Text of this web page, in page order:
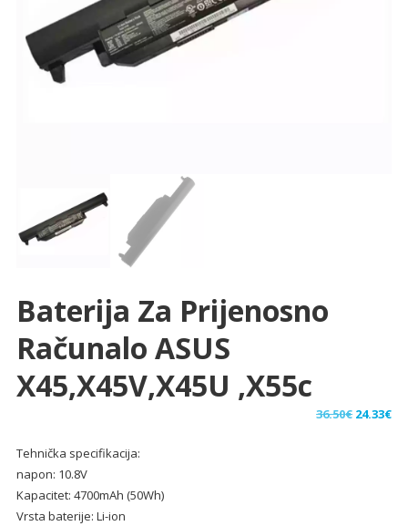
Baterija Za Prijenosno
Računalo ASUS
X45,X45V,X45U ,x55c
36.50€ Izvorna
24.33€
Tehnička specifikacija:
napon: 10.8V
Kapacitet: 4700mAh (50Wh)
Vrsta baterije: Li-ion